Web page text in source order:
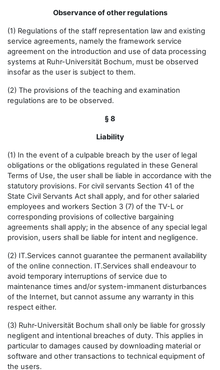
Observance of other regulations
(1) Regulations of the staff representation law and existing
service agreements, namely the framework service
agreement on the introduction and use of data processing
systems at Ruhr-Universität Bochum, must be observed
insofar as the user is subject to them.
(2) The provisions of the teaching and examination
regulations are to be observed.
§ 8
Liability
(1) In the event of a culpable breach by the user of legal
obligations or the obligations regulated in these General
Terms of Use, the user shall be liable in accordance with the
statutory provisions. For civil servants Section 41 of the
State Civil Servants Act shall apply, and for other salaried
employees and workers Section 3 (7) of the TV-L or
corresponding provisions of collective bargaining
agreements shall apply; in the absence of any special legal
provision, users shall be liable for intent and negligence.
(2) IT.Services cannot guarantee the permanent availability
of the online connection. IT.Services shall endeavour to
avoid temporary interruptions of service due to
maintenance times and/or system-immanent disturbances
of the Internet, but cannot assume any warranty in this
respect either.
(3) Ruhr-Universität Bochum shall only be liable for grossly
negligent and intentional breaches of duty. This applies in
particular to damages caused by downloading material or
software and other transactions to technical equipment of
the users.